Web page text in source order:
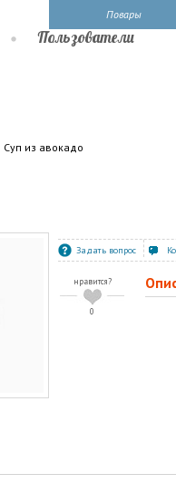
Повары
Пользователи
Суп из авокадо
Задать вопрос
нравится?
0